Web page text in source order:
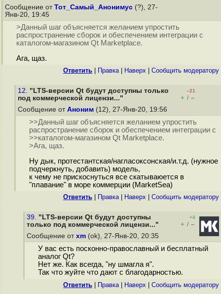
Сообщение от Тот_Самый_Анонимус (?), 27-
Янв-20, 19:45
>Данный шаг объясняется желанием упростить
распространение сборок и обеспечением интеграции с
каталогом-магазином Qt Marketplace.
Ага, щаз.
Ответить Правка| Наверх Cообщить модератору
12. "LTS-версии Qt будут доступны только
под коммерческой лицензи..."
–21
+ / –
Сообщение от Аноним (12), 27-Янв-20, 19:56
>>Данный шаг объясняется желанием упростить
распространение сборок и обеспечением интеграции c
>>каталогом-магазином Qt Marketplace.
>Ага, щаз.
Ну дык, протестантская/нагласоксонская/и.т.д. (нужное
подчеркнуть, добавить) модель,
к чему не прискоснуться все скатываюется в
"плавание" в море коммерции (MarketSea)
Ответить Правка| Наверх Cообщить модератору
39. "LTS-версии Qt будут доступны
только под коммерческой лицензи..."
+4
+ / –
Сообщение от xm (ok), 27-Янв-20, 20:35
У вас есть посконно-православный и бесплатный
аналог Qt?
Нет же. Как всегда, "ну шмагла я".
Так что жуйте что дают с благодарностью.
Ответить Правка| Наверх Cообщить модератору